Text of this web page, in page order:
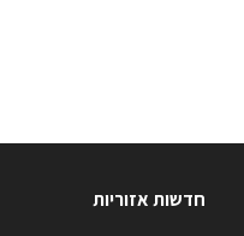
חדשות אזוריות